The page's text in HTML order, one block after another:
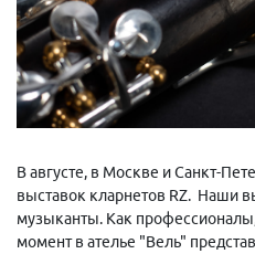
В августе, в Москве и Санкт-
выставок кларнетов RZ. Наши
музыканты. Как
момент в ателье "Вель"